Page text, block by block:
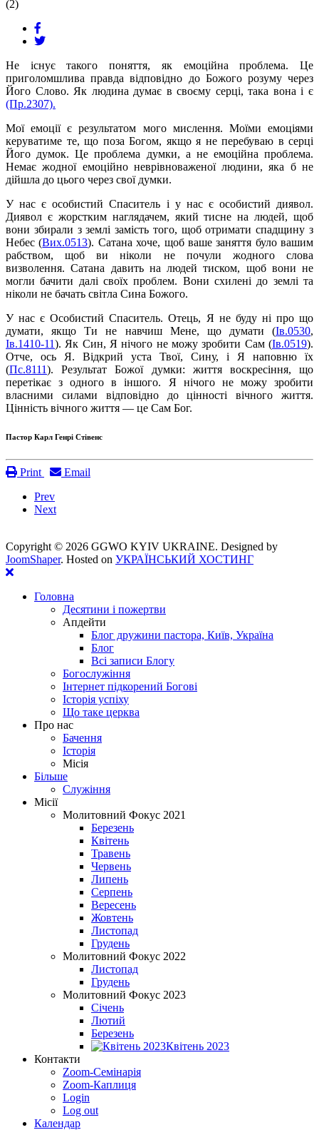
(2)
Не існує такого поняття, як емоційна проблема. Це
приголомшлива правда відповідно до Божого розуму через
Його Слово. Як людина думає в своєму серці, така вона і є
(Пр.2307).
Мої емоції є результатом мого мислення. Моїми емоціями
керуватиме те, що поза Богом, якщо я не перебуваю в серці
Його думок. Це проблема думки, а не емоційна проблема.
Немає жодної емоційно неврівноваженої людини, яка б не
дійшла до цього через свої думки.
У нас є особистий Спаситель і у нас є особистий диявол.
Диявол є жорстким наглядачем, який тисне на людей, щоб
вони збирали з землі замість того, щоб отримати спадщину з
Небес (Вих.0513). Сатана хоче, щоб ваше заняття було вашим
рабством, щоб ви ніколи не почули жодного слова
визволення. Сатана давить на людей тиском, щоб вони не
могли бачити далі своїх проблем. Вони схилені до землі та
ніколи не бачать світла Сина Божого.
У нас є Особистий Спаситель. Отець, Я не буду ні про що
думати, якщо Ти не навчиш Мене, що думати (Ів.0530,
Ів.1410-11). Як Син, Я нічого не можу зробити Сам (Ів.0519).
Отче, ось Я. Відкрий уста Твої, Сину, і Я наповню їх
(Пс.8111). Результат Божої думки: життя воскресіння, що
перетікає з одного в іншого. Я нічого не можу зробити
власними силами відповідно до цінності вічного життя.
Цінність вічного життя — це Сам Бог.
Пастор Карл Генрі Стівенс
Print
Email
Prev
Next
Copyright © 2026 GGWO KYIV UKRAINE. Designed by
JoomShaper. Hosted on УКРАЇНСЬКИЙ ХОСТИНГ
Головна
Десятини і пожертви
Апдейти
Блог дружини пастора, Київ, Україна
Блог
Всі записи Блогу
Богослужіння
Інтернет підкорений Богові
Історія успіху
Що таке церква
Про нас
Бачення
Історія
Місія
Більше
Служіння
Місії
Молитовний Фокус 2021
Березень
Квітень
Травень
Червень
Липень
Серпень
Вересень
Жовтень
Листопад
Грудень
Молитовний Фокус 2022
Листопад
Грудень
Молитовний Фокус 2023
Січень
Лютий
Березень
Квітень 2023
Контакти
Zoom-Семінарія
Zoom-Каплиця
Login
Log out
Календар